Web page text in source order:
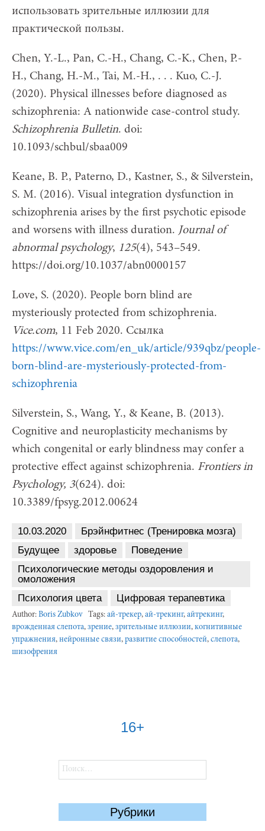
использовать зрительные иллюзии для
практической пользы.
Chen, Y.-L., Pan, C.-H., Chang, C.-K., Chen, P.-
H., Chang, H.-M., Tai, M.-H., . . . Kuo, C.-J.
(2020). Physical illnesses before diagnosed as
schizophrenia: A nationwide case-control study.
Schizophrenia Bulletin. doi:
10.1093/schbul/sbaa009
Keane, B. P., Paterno, D., Kastner, S., & Silverstein,
S. M. (2016). Visual integration dysfunction in
schizophrenia arises by the first psychotic episode
and worsens with illness duration. Journal of
abnormal psychology, 125(4), 543–549.
https://doi.org/10.1037/abn0000157
Love, S. (2020). People born blind are
mysteriously protected from schizophrenia.
Vice.com, 11 Feb 2020. Ссылка
https://www.vice.com/en_uk/article/939qbz/people-
born-blind-are-mysteriously-protected-from-
schizophrenia
Silverstein, S., Wang, Y., & Keane, B. (2013).
Cognitive and neuroplasticity mechanisms by
which congenital or early blindness may confer a
protective effect against schizophrenia. Frontiers in
Psychology, 3(624). doi:
10.3389/fpsyg.2012.00624
10.03.2020
Брэйнфитнес (Тренировка мозга)
Будущее
здоровье
Поведение
Психологические методы оздоровления и
омоложения
Психология цвета
Цифровая терапевтика
Author: Boris Zubkov Tags: ай-трекер, ай-трекинг, айтрекинг,
врожденная слепота, зрение, зрительные иллюзии, когнитивные
упражнения, нейронные связи, развитие способностей, слепота,
шизофрения
16+
Найти:
Рубрики